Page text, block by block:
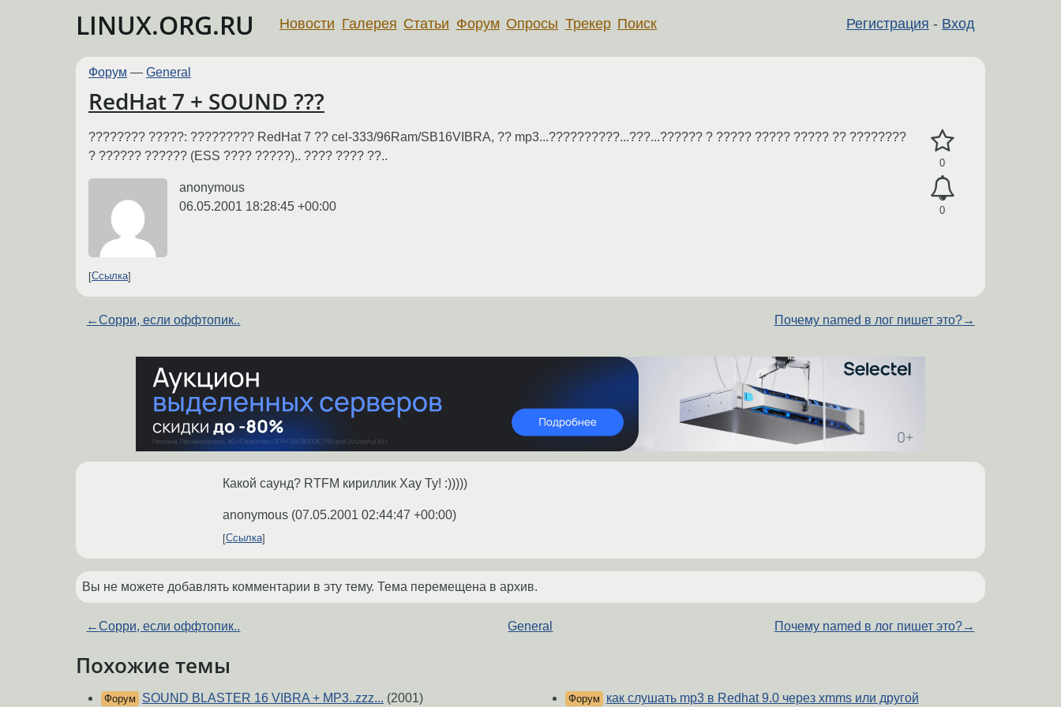
LINUX.ORG.RU Регистрация - Вход
Новости Галерея Статьи Форум Опросы Трекер Поиск
Форум — General
RedHat 7 + SOUND ???
0
0
???????? ?????: ????????? RedHat 7 ?? cel-333/96Ram/SB16VIBRA, ?? mp3...??????????...???...?????? ? ????? ????? ????? ?? ????????
? ?????? ?????? (ESS ???? ?????).. ???? ???? ??..
anonymous
06.05.2001 18:28:45 +00:00
Ссылка
←Сорри, если оффтопик.. Почему named в лог пишет это?→
Какой саунд? RTFM кириллик Хау Ту! :)))))
anonymous (07.05.2001 02:44:47 +00:00)
Ссылка
Вы не можете добавлять комментарии в эту тему. Тема перемещена в архив.
←Сорри, если оффтопик.. General Почему named в лог пишет это?→
Похожие темы
Форум SOUND BLASTER 16 VIBRA + MP3..zzz... (2001) Форум как слушать mp3 в Redhat 9.0 через xmms или другой